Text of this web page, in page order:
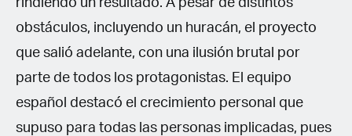
rindiendo un resultado. A pesar de distintos
obstáculos, incluyendo un huracán, el proyecto
que salió adelante, con una ilusión brutal por
parte de todos los protagonistas. El equipo
español destacó el crecimiento personal que
supuso para todas las personas implicadas, pues